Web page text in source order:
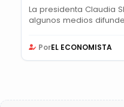
La presidenta Claudia
algunos medios
PorEL ECONOMISTA